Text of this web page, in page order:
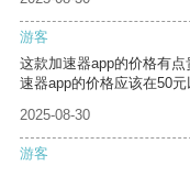
游客
这款加速器app的价格有
速器app的价格应该在50元
2025-08-30
游客